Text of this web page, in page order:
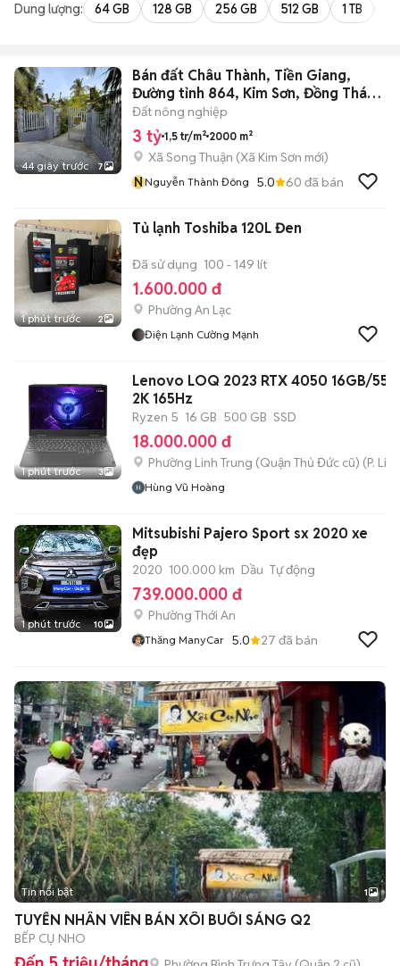
Dung lượng: 64 GB 128 GB 256 GB 512 GB 1 TB
44 giây trước 7
Bán đất Châu Thành, Tiền Giang,
Đường tỉnh 864, Kim Sơn, Đồng Tháp
mới
Đất nông nghiệp
3 tỷ 1,5 tr/m² 2000 m²
Xã Song Thuận (Xã Kim Sơn mới)
NNguyễn Thành Đông 5.0 60 đã bán
1 phút trước 2
Tủ lạnh Toshiba 120L Đen
Đã sử dụng 100 - 149 lít
1.600.000 đ
Phường An Lạc
Điện Lạnh Cường Mạnh
1 phút trước 3
Lenovo LOQ 2023 RTX 4050 16GB/
2K 165Hz
Ryzen 5 16 GB 500 GB SSD
18.000.000 đ
Phường Linh Trung (Quận Thủ Đức cũ) (P.
Hùng Vũ Hoàng
1 phút trước 10
Mitsubishi Pajero Sport sx 2020 xe
đẹp
2020 100.000 km Dầu Tự động
739.000.000 đ
Phường Thới An
Thăng ManyCar 5.0 27 đã bán
Tin nổi bật 1
TUYỂN NHÂN VIÊN BÁN XÔI BUỔI SÁNG Q2
BẾP CỤ NHO